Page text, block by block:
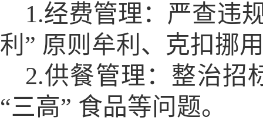
1.经费管理：严查违
利” 原则牟利、克扣挪
2.供餐管理：整治招
“三高” 食品等问题。